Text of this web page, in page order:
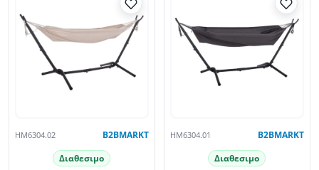
HM6304.02 B2BMARKT
Διαθεσιμο
HM6304.01 B2BMARKT
Διαθεσιμο